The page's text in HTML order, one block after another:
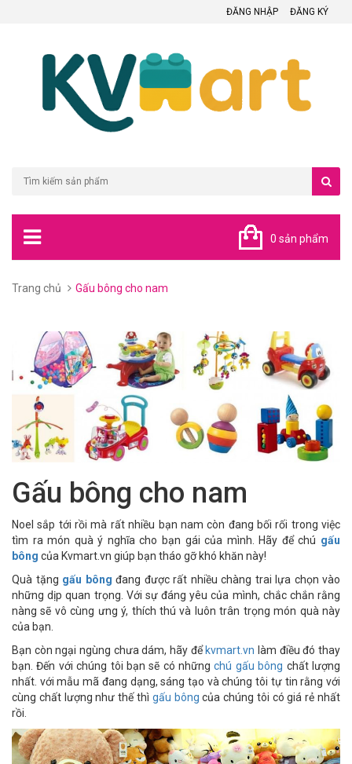
ĐĂNG NHẬP ĐĂNG KÝ
0 sản phẩm
Trang chủ Gấu bông cho nam
Gấu bông cho nam
Noel sắp tới rồi mà rất nhiều bạn nam còn đang bối rối trong việc
tìm ra món quà ý nghĩa cho bạn gái của mình. Hãy để chú gấu
bông của Kvmart.vn giúp bạn tháo gỡ khó khăn này!
Quà tặng gấu bông đang được rất nhiều chàng trai lựa chọn vào
những dịp quan trọng. Với sự đáng yêu của mình, chắc chắn rằng
nàng sẽ vô cùng ưng ý, thích thú và luôn trân trọng món quà này
của bạn.
Bạn còn ngại ngùng chưa dám, hãy để kvmart.vn làm điều đó thay
bạn. Đến với chúng tôi bạn sẽ có nhữngchú gấu bông chất lượng
nhất. với mẫu mã đang dạng, sáng tạo và chúng tôi tự tin rằng với
cùng chất lượng như thế thì gấu bông của chúng tôi có giá rẻ nhất
rồi.